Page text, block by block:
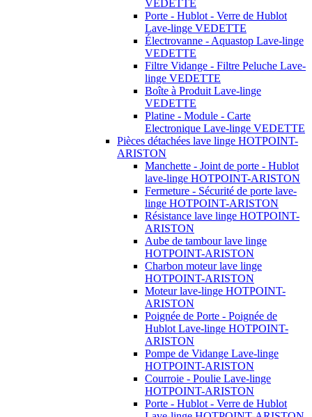
VEDETTE
Porte - Hublot - Verre de Hublot
Lave-linge VEDETTE
Électrovanne - Aquastop Lave-linge
VEDETTE
Filtre Vidange - Filtre Peluche Lave-
linge VEDETTE
Boîte à Produit Lave-linge
VEDETTE
Platine - Module - Carte
Electronique Lave-linge VEDETTE
Pièces détachées lave linge HOTPOINT-
ARISTON
Manchette - Joint de porte - Hublot
lave-linge HOTPOINT-ARISTON
Fermeture - Sécurité de porte lave-
linge HOTPOINT-ARISTON
Résistance lave linge HOTPOINT-
ARISTON
Aube de tambour lave linge
HOTPOINT-ARISTON
Charbon moteur lave linge
HOTPOINT-ARISTON
Moteur lave-linge HOTPOINT-
ARISTON
Poignée de Porte - Poignée de
Hublot Lave-linge HOTPOINT-
ARISTON
Pompe de Vidange Lave-linge
HOTPOINT-ARISTON
Courroie - Poulie Lave-linge
HOTPOINT-ARISTON
Porte - Hublot - Verre de Hublot